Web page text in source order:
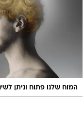
המוח שלנו פתוח וניתן